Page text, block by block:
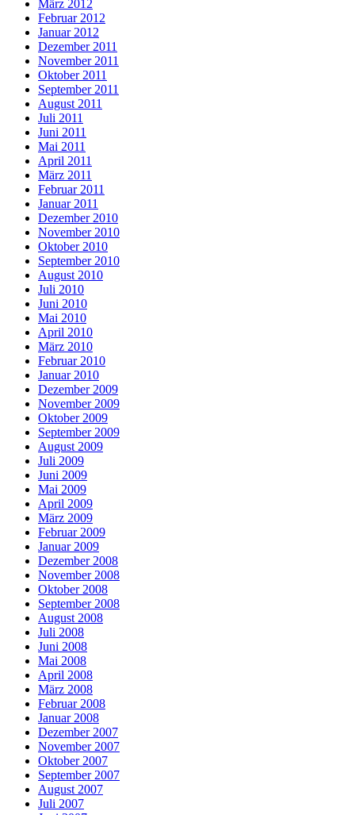
März 2012
Februar 2012
Januar 2012
Dezember 2011
November 2011
Oktober 2011
September 2011
August 2011
Juli 2011
Juni 2011
Mai 2011
April 2011
März 2011
Februar 2011
Januar 2011
Dezember 2010
November 2010
Oktober 2010
September 2010
August 2010
Juli 2010
Juni 2010
Mai 2010
April 2010
März 2010
Februar 2010
Januar 2010
Dezember 2009
November 2009
Oktober 2009
September 2009
August 2009
Juli 2009
Juni 2009
Mai 2009
April 2009
März 2009
Februar 2009
Januar 2009
Dezember 2008
November 2008
Oktober 2008
September 2008
August 2008
Juli 2008
Juni 2008
Mai 2008
April 2008
März 2008
Februar 2008
Januar 2008
Dezember 2007
November 2007
Oktober 2007
September 2007
August 2007
Juli 2007